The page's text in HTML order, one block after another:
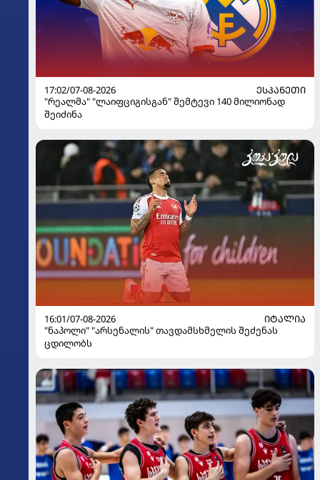
17:02/07-08-2026
ᲔᲡᲞᲐᲜᲔᲗᲘ
"რეალმა" "ლაიფციგისგან" შემტევი 140 მილიონად
შეიძინა
16:01/07-08-2026
ᲘᲢᲐᲚᲘᲐ
"ნაპოლი" "არსენალის" თავდამსხმელის შეძენას
ცდილობს